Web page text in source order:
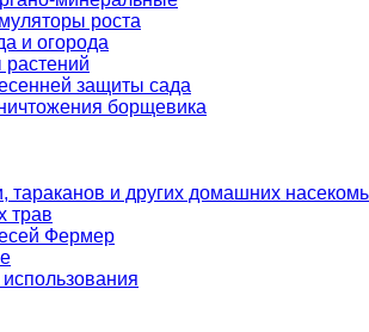
роста
и огорода
защиты сада
борщевика
тараканов и других домашних
трав
Фермер